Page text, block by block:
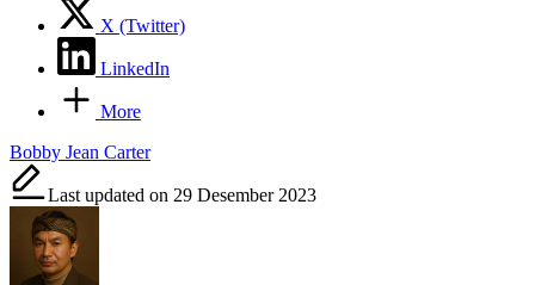
X (Twitter)
LinkedIn
More
Tags:
Bobby Jean Carter
Last updated on 29 Desember 2023